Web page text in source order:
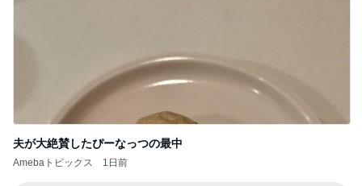
夫が大絶賛したぴーなっつの最中
Amebaトピックス 1日前